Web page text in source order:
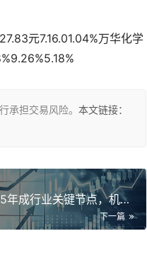
元7.16.01.04%万华化学
承担交易风险。 本文链接：
创新药或迎投资元年？2025年成行业关键节点，机会几何？
下一篇